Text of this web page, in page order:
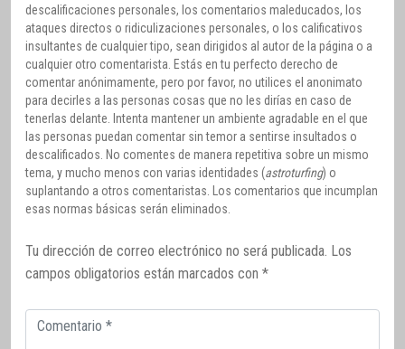
descalificaciones personales, los comentarios maleducados, los
ataques directos o ridiculizaciones personales, o los calificativos
insultantes de cualquier tipo, sean dirigidos al autor de la página o a
cualquier otro comentarista. Estás en tu perfecto derecho de
comentar anónimamente, pero por favor, no utilices el anonimato
para decirles a las personas cosas que no les dirías en caso de
tenerlas delante. Intenta mantener un ambiente agradable en el que
las personas puedan comentar sin temor a sentirse insultados o
descalificados. No comentes de manera repetitiva sobre un mismo
tema, y mucho menos con varias identidades (astroturfing) o
suplantando a otros comentaristas. Los comentarios que incumplan
esas normas básicas serán eliminados.
Tu dirección de correo electrónico no será publicada. Los
campos obligatorios están marcados con *
Comentario